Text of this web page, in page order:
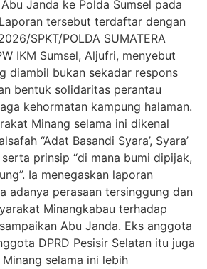
Janda ke Polda Sumsel pada
tersebut terdaftar dengan
SPKT/POLDA SUMATERA
IKM Sumsel, Aljufri, menyebut
diambil bukan sekadar respons
bentuk solidaritas perantau
kehormatan kampung halaman.
Minang selama ini dikenal
“Adat Basandi Syara’, Syara’
prinsip “di mana bumi dipijak,
Ia menegaskan laporan
adanya perasaan tersinggung dan
Minangkabau terhadap
Abu Janda. Eks anggota
DPRD Pesisir Selatan itu juga
selama ini lebih